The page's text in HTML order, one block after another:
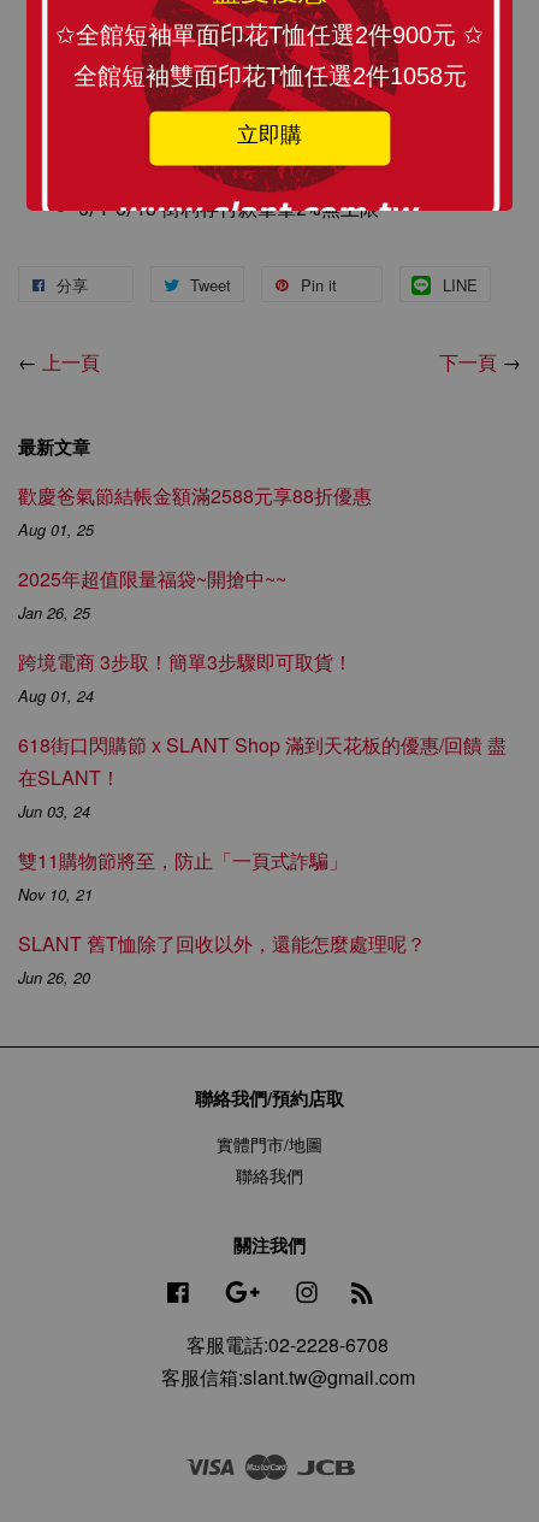
✩全館短袖單面印花T恤任選2件900元 ✩
全館短袖雙面印花T恤任選2件1058元
立即購
戶加碼)
6/18 領最高 $1,100 電商街口券 (滿 $2,000 折
$200*3 / 滿 $5,000 折 $500*1,共4張)
15% (街口券10%+
6/18 滿額登記抽 Gogoro
6/1-6/18 街利存付款筆筆2%無上限
分享 Tweet Pin it LINE
← 上一頁 下一頁 →
最新文章
歡慶爸氣節結帳金額滿2588元享88折優惠
Aug 01, 25
2025年超值限量福袋~開搶中~~
Jan 26, 25
跨境電商 3步取！簡單3步驟即可取貨！
Aug 01, 24
618街口閃購節 x SLANT Shop 滿到天花板的優惠/回饋 盡
在SLANT！
Jun 03, 24
雙11購物節將至，防止「一頁式詐騙」
Nov 10, 21
SLANT 舊T恤除了回收以外，還能怎麼處理呢？
Jun 26, 20
聯絡我們/預約店取
實體門市/地圖
聯絡我們
關注我們
Facebook Google Instagram
客服電話:02-2228-6708
客服信箱:slant.tw@gmail.com
Visa Master